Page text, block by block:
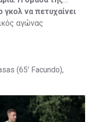
να πετυχαίνει
αγώνας
(65' Facundo),
Roberge (65'
(65' Sol),
(65' Milicevic).